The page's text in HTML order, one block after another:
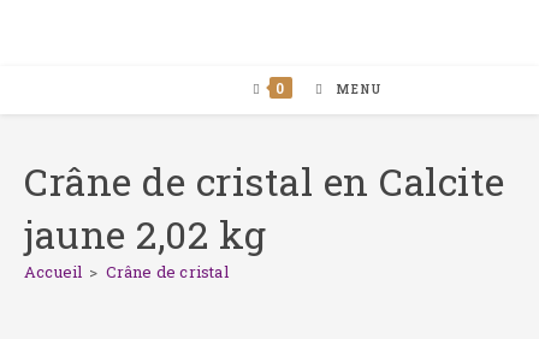
0 MENU
Crâne de cristal en Calcite
jaune 2,02 kg
Accueil > Crâne de cristal